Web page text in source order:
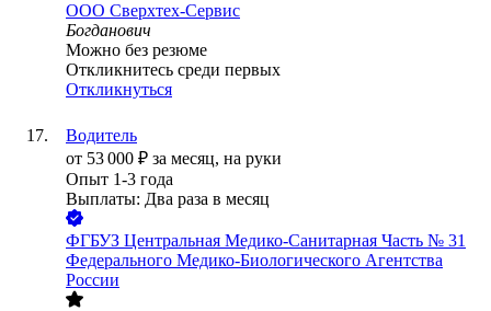
ООО Сверхтех-Сервис
Богданович
Можно без резюме
Откликнитесь среди первых
Откликнуться
Водитель
от 53 000 ₽ за месяц, на руки
Опыт 1-3 года
Выплаты: Два раза в месяц
ФГБУЗ Центральная Медико-Санитарная Часть № 31
Федерального Медико-Биологического Агентства
России